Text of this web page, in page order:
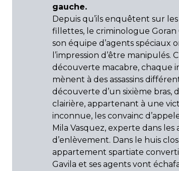
gauche.
Depuis qu’ils enquêtent sur
fillettes, le criminologue Goran
son équipe d’agents spéciaux
l’impression d’être manipulés.
découverte macabre, chaque
mènent à des assassins
découverte d’un sixième bras,
clairière, appartenant à une
inconnue, les convainc
Mila Vasquez, experte dans les
d’enlèvement. Dans le huis clos
appartement spartiate converti
Gavila et ses agents vont